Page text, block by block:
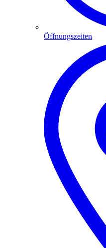
Öffnungszeiten